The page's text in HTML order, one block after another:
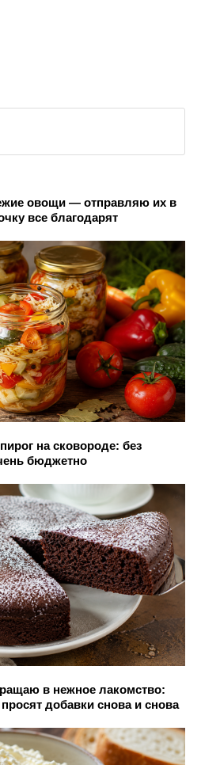
овощи — отправляю их в
все благодарят
на сковороде: без
бюджетно
в нежное лакомство:
добавки снова и снова